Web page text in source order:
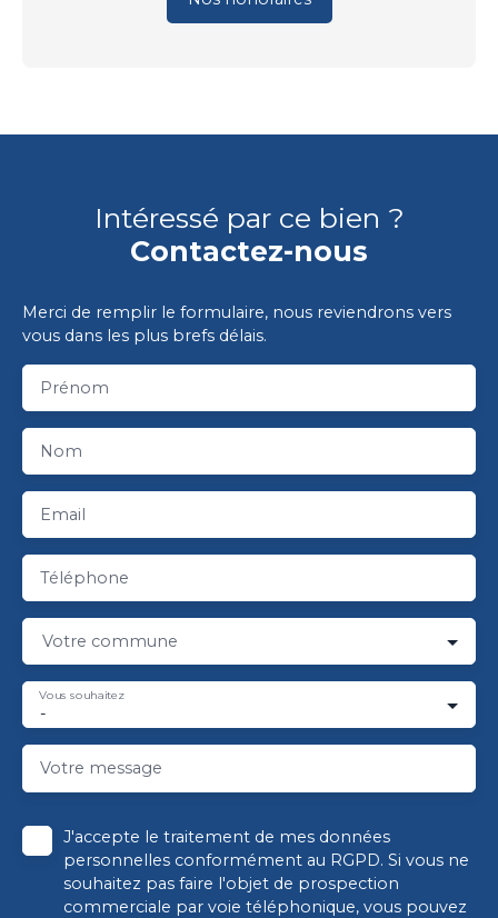
Intéressé par ce bien ?
Contactez-nous
Merci de remplir le formulaire, nous reviendrons vers
vous dans les plus brefs délais.
Prénom
Nom
Email
Téléphone
Votre commune
-
Vous souhaitez
Votre message
J'accepte le traitement de mes données
personnelles conformément au RGPD. Si vous ne
souhaitez pas faire l'objet de prospection
commerciale par voie téléphonique, vous pouvez